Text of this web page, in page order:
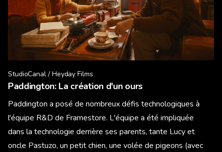
StudioCanal / Heyday Films
Paddington: La création d'un ours
Paddington a posé de nombreux défis technologiques à
l'équipe R&D de Framestore. L'équipe a été impliquée
dans la technologie derrière ses parents, tante Lucy et
oncle Pastuzo, un petit chien, une volée de pigeons (avec